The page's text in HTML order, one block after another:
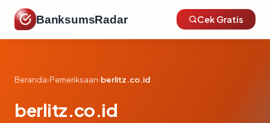
BanksumsRadar Cek Gratis
Beranda›Pemeriksaan›berlitz.co.id
berlitz.co.id